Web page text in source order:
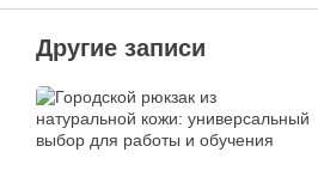
Другие записи